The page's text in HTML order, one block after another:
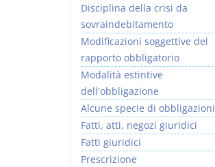
Disciplina della crisi da
sovraindebitamento
Modificazioni soggettive del
rapporto obbligatorio
Modalità estintive
dell'obbligazione
Alcune specie di obbligazioni
Fatti, atti, negozi giuridici
Fatti giuridici
Prescrizione